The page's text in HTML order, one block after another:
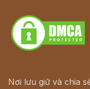
Nơi lưu giữ và chia